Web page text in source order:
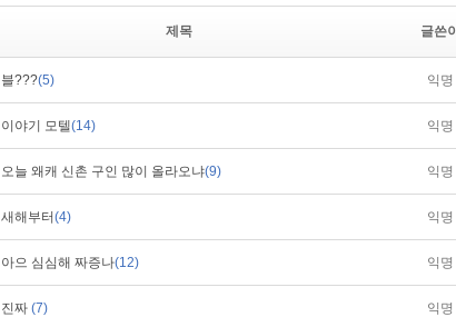
제목 글쓴이
블???(5) 익명
이야기 모텔(14) 익명
오늘 왜캐 신촌 구인 많이 올라오냐(9) 익명
새해부터(4) 익명
아으 심심해 짜증나(12) 익명
진짜 (7) 익명